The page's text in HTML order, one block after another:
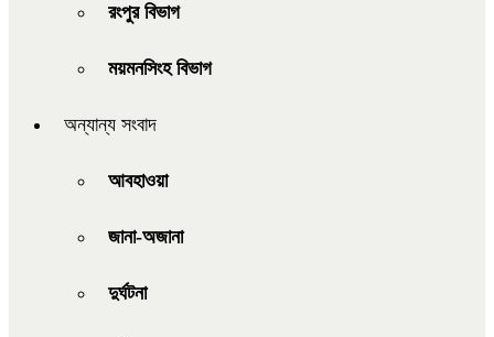
রংপুর বিভাগ
ময়মনসিংহ বিভাগ
অন্যান্য সংবাদ
আবহাওয়া
জানা-অজানা
দুর্ঘটনা